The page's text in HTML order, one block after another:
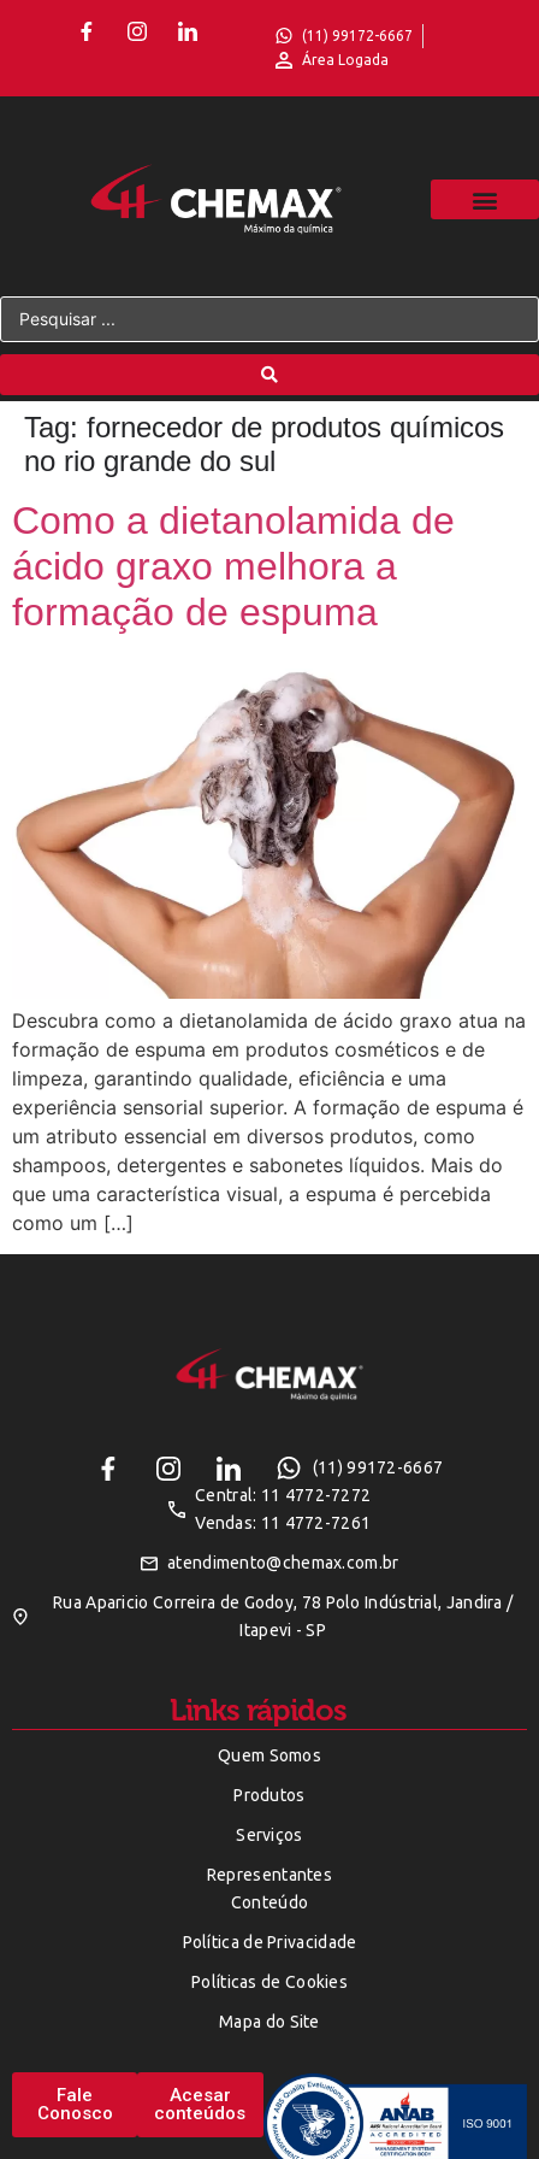
(11) 99172-6667
Área Logada
Tag: fornecedor de produtos químicos
no rio grande do sul
Como a dietanolamida de
ácido graxo melhora a
formação de espuma
Descubra como a dietanolamida de ácido graxo atua na
formação de espuma em produtos cosméticos e de
limpeza, garantindo qualidade, eficiência e uma
experiência sensorial superior. A formação de espuma é
um atributo essencial em diversos produtos, como
shampoos, detergentes e sabonetes líquidos. Mais do
que uma característica visual, a espuma é percebida
como um […]
(11) 99172-6667
Central: 11 4772-7272
Vendas: 11 4772-7261
atendimento@chemax.com.br
Rua Aparicio Correira de Godoy, 78 Polo Indústrial, Jandira /
Itapevi - SP
Links rápidos
Quem Somos
Produtos
Serviços
Representantes
Conteúdo
Política de Privacidade
Políticas de Cookies
Mapa do Site
Fale
Conosco
Acesar
conteúdos